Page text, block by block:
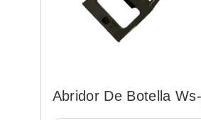
Abridor De Botella